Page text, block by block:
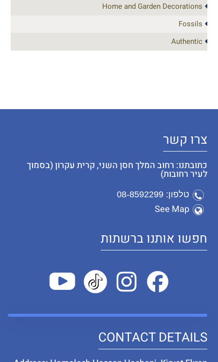
Home and Garden Decorations
Fossils
Authentic
צרו קשר
כתובתנו: רחוב המלך חסן השני, קרית עקרון (בסמוך
לעיר רחובות)
טלפון: 08-8592299
See Map
חפשו אותנו ברשתות
CONTACT DETAILS